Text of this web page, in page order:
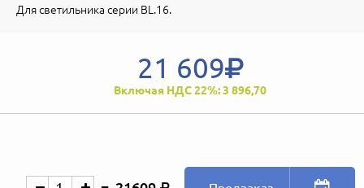
Для светильника серии BL.16.
21 609
Включая НДС 22%: 3 896,70